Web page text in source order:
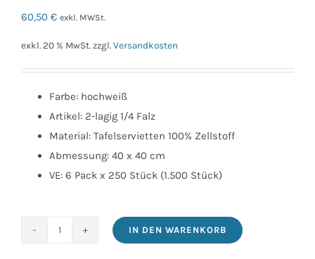
60,50 € exkl. MWSt.
exkl. 20 % MwSt. zzgl. Versandkosten
Farbe: hochweiß
Artikel: 2-lagig 1/4 Falz
Material: Tafelservietten 100% Zellstoff
Abmessung: 40 x 40 cm
VE: 6 Pack x 250 Stück (1.500 Stück)
Tafelservietten
IN DEN WARENKORB